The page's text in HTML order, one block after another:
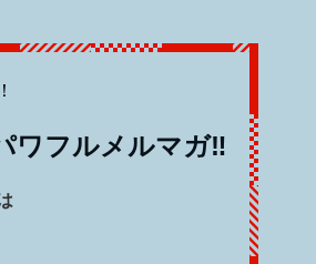
ワフルメルマガ‼️